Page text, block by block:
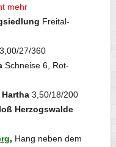
mehr
Freital-
3,00/27/360
Schneise 6, Rot-
Hartha3,50/18/200
Herzogswalde
, Hang neben dem